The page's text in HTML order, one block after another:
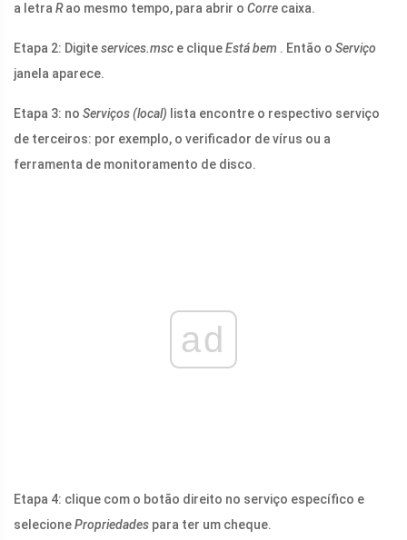
a letra Rao mesmo tempo, para abrir o Corre caixa.
Etapa 2: Digiteservices.msc e cliqueEstá bem . Então o Serviço
janela aparece.
Etapa 3: no Serviços (local) lista encontre o respectivo serviço
de terceiros: por exemplo, o verificador de vírus ou a
ferramenta de monitoramento de disco.
ad
Etapa 4: clique com o botão direito no serviço específico e
selecionePropriedades para ter um cheque.